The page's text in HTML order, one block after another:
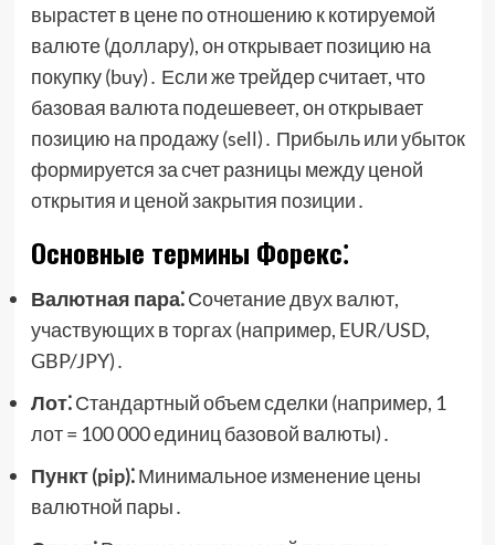
вырастет в цене по отношению к котируемой
валюте (доллару), он открывает позицию на
покупку (buy)․ Если же трейдер считает, что
базовая валюта подешевеет, он открывает
позицию на продажу (sell)․ Прибыль или убыток
формируется за счет разницы между ценой
открытия и ценой закрытия позиции․
Основные термины Форекс⁚
Валютная пара⁚Сочетание двух валют,
участвующих в торгах (например, EUR/USD,
GBP/JPY)․
Лот⁚Стандартный объем сделки (например, 1
лот = 100 000 единиц базовой валюты)․
Пункт (pip)⁚Минимальное изменение цены
валютной пары․